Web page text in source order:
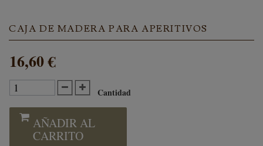
CAJA DE MADERA PARA APERITIVOS
16,60 €
Cantidad
AÑADIR AL
CARRITO